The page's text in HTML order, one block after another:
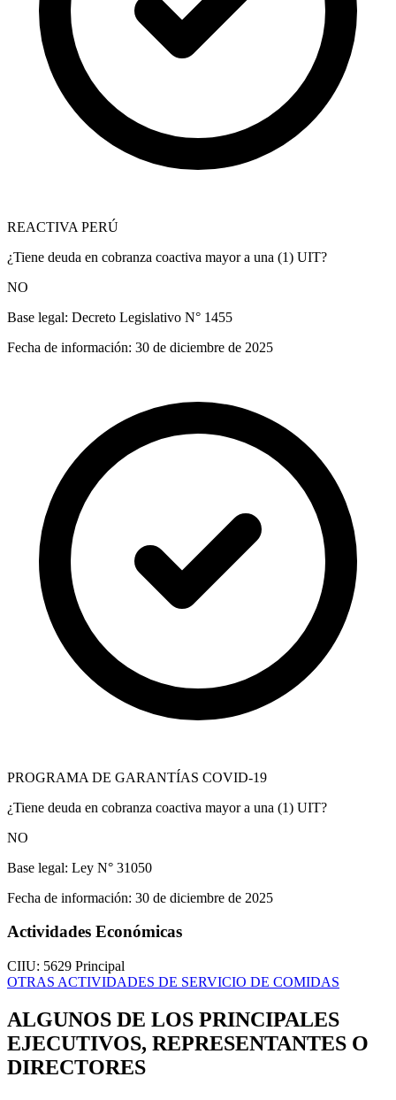
REACTIVA PERÚ
¿Tiene deuda en cobranza coactiva mayor a una (1) UIT?
NO
Base legal: Decreto Legislativo N° 1455
Fecha de información: 30 de diciembre de 2025
PROGRAMA DE GARANTÍAS COVID-19
¿Tiene deuda en cobranza coactiva mayor a una (1) UIT?
NO
Base legal: Ley N° 31050
Fecha de información: 30 de diciembre de 2025
Actividades Económicas
CIIU: 5629 Principal
OTRAS ACTIVIDADES DE SERVICIO DE COMIDAS
ALGUNOS DE LOS PRINCIPALES
EJECUTIVOS, REPRESENTANTES O
DIRECTORES